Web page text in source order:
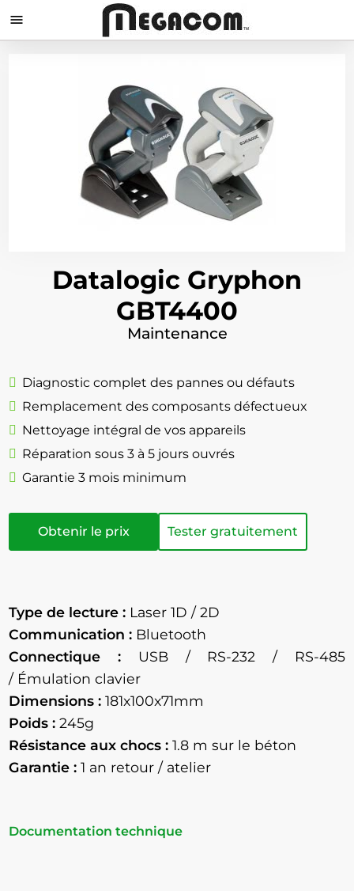

Datalogic Gryphon
GBT4400
Maintenance
Diagnostic complet des pannes ou défauts
Remplacement des composants défectueux
Nettoyage intégral de vos appareils
Réparation sous 3 à 5 jours ouvrés
Garantie 3 mois minimum
Obtenir le prix Tester gratuitement
Type de lecture : Laser 1D / 2D
Communication : Bluetooth
Connectique :
USB / RS-232 / RS-485
/ Émulation clavier
Dimensions : 181x100x71mm
Poids : 245g
Résistance aux chocs : 1.8 m sur le béton
Garantie : 1 an retour / atelier
Documentation technique